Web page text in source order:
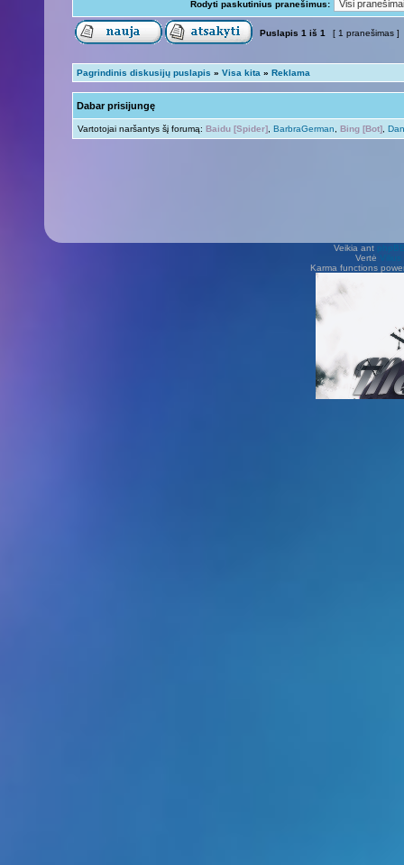
Rodyti paskutinius pranešimus:
Puslapis 1 iš 1 [ 1 pranešimas ]
Pagrindinis diskusijų puslapis » Visa kita » Reklama
Dabar prisijungę
Vartotojai naršantys šį forumą: Baidu [Spider] BarbraGerman Bing [Bot]
Veikia ant
Vertė Vilius
Karma functions